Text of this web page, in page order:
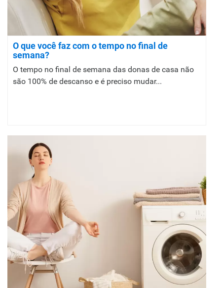
O que você faz com o tempo no final de
semana?
O tempo no final de semana das donas de casa não
são 100% de descanso e é preciso mudar...